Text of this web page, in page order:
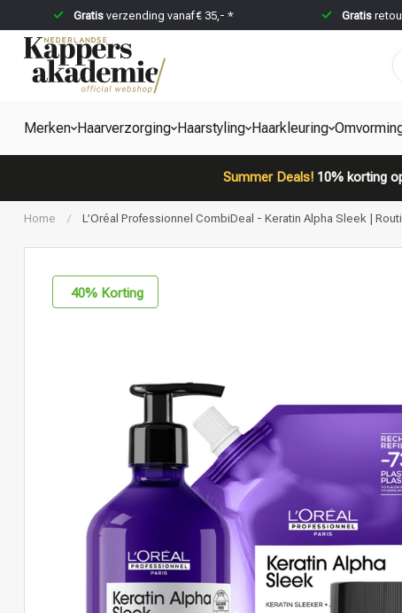
Gratisverzending vanaf € 35,- * Gratis
Merken Haarverzorging Haarstyling Haarkleuring
Summer Deals!10% korting
Home / L’Oréal Professionnel CombiDeal - Keratin Alpha Sleek |
40% Korting